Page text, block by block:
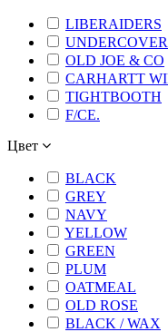
LIBERAIDERS
UNDERCOVER
OLD JOE & CO
CARHARTT
TIGHTBOOTH
F/CE.
Цвет
BLACK
GREY
NAVY
YELLOW
GREEN
PLUM
OATMEAL
OLD ROSE
BLACK / WAX